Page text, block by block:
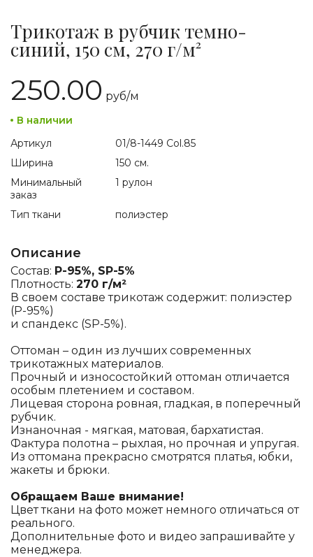
Трикотаж в рубчик темно-
синий, 150 см, 270 г/м²
250.00 руб/м
В наличии
Артикул
01/8-1449 Col.85
Ширина
150 см.
Минимальный
заказ
1 рулон
Тип ткани полиэстер
Описание
Состав: P-95%, SP-5%
Плотность: 270 г/м²
В своем составе трикотаж содержит: полиэстер
(P-95%)
и спандекс (SP-5%).
Оттоман – один из лучших современных
трикотажных материалов.
Прочный и износостойкий оттоман отличается
особым плетением и составом.
Лицевая сторона ровная, гладкая, в поперечный
рубчик.
Изнаночная - мягкая, матовая, бархатистая.
Фактура полотна – рыхлая, но прочная и упругая.
Из оттомана прекрасно смотрятся платья, юбки,
жакеты и брюки.
Обращаем Ваше внимание!
Цвет ткани на фото может немного отличаться от
реального.
Дополнительные фото и видео запрашивайте у
менеджера.